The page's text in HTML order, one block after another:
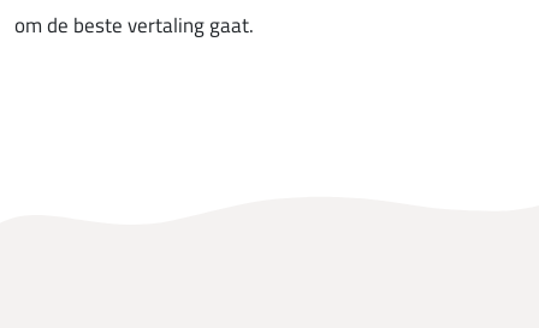
om de beste vertaling gaat.